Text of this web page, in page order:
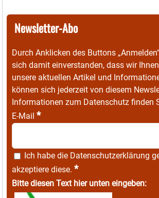
Newsletter-Abo
Durch Anklicken des Buttons
sich damit einverstanden, dass wir
unsere aktuellen Artikel und
können sich jederzeit von diesem
Informationen zum Datenschutz finden
E-Mail *
Ich habe die Datenschutzerklärung
akzeptiere diese. *
Bitte diesen Text hier unten eingeben: